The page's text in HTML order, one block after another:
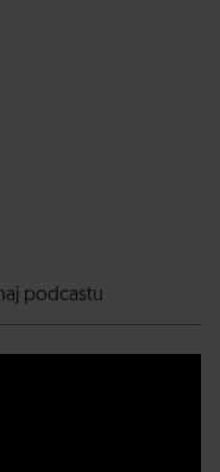
podcastu